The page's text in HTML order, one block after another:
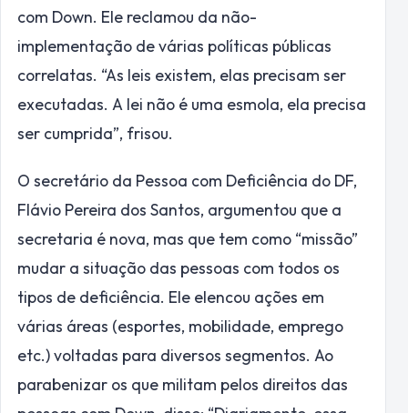
com Down. Ele reclamou da não-
implementação de várias políticas públicas
correlatas. “As leis existem, elas precisam ser
executadas. A lei não é uma esmola, ela precisa
ser cumprida”, frisou.
O secretário da Pessoa com Deficiência do DF,
Flávio Pereira dos Santos, argumentou que a
secretaria é nova, mas que tem como “missão”
mudar a situação das pessoas com todos os
tipos de deficiência. Ele elencou ações em
várias áreas (esportes, mobilidade, emprego
etc.) voltadas para diversos segmentos. Ao
parabenizar os que militam pelos direitos das